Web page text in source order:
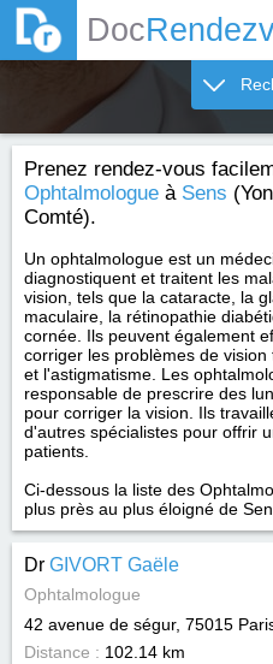
Doc
Prenez rendez-vous
Ophtalmologue à Sens
Comté).
Un ophtalmologue est un
diagnostiquent et traitent les
vision, tels que la cataracte, la
maculaire, la rétinopathie
cornée. Ils peuvent également
corriger les problèmes de
et l'astigmatisme. Les
responsable de prescrire des
pour corriger la vision. Ils
d'autres spécialistes pour offrir
patients.
Ci-dessous la liste des
plus près au plus éloigné de
Dr GIVORT Gaële
Ophtalmologue
42 avenue de ségur, 75015
Distance : 102.14 km